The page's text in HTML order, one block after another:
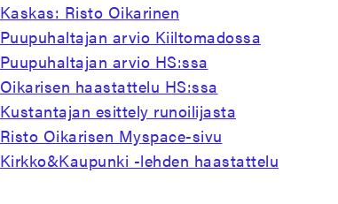
Kaskas: Risto Oikarinen
Puupuhaltajan arvio Kiiltomadossa
Puupuhaltajan arvio HS:ssa
Oikarisen haastattelu HS:ssa
Kustantajan esittely runoilijasta
Risto Oikarisen Myspace-sivu
Kirkko&Kaupunki -lehden haastattelu